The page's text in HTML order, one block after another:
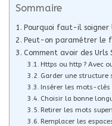
Sommaire
Pourquoi faut-il soigner
Peut-on paramétrer le
Comment avoir des Urls
Https ou http ? Avec
Garder une structure
Insérer les mots-clés
Choisir la bonne
Retirer les mots
Remplacer les